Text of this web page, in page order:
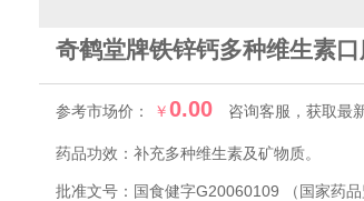
奇鹤堂牌铁锌钙多种维生素
参考市场价： ￥0.00 咨询客服，获取最
药品功效： 补充多种维生素及矿物质。
批准文号： 国食健字G20060109 （国家药